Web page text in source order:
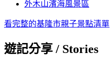
外木山濱海風景區
看完整的基隆市親子景點清單
遊記分享 / Stories